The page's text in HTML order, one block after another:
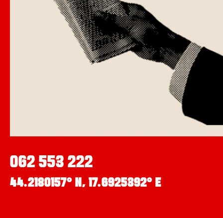
062 553 222
44.2180157° N, 17.6925392° E